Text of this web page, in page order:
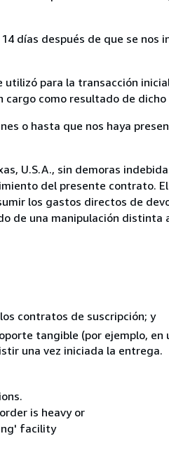
días después de que se nos
para la transacción
como resultado de dicho
o hasta que nos haya
U.S.A., sin demoras
del presente contrato.
los gastos directos de
de una manipulación distinta
contratos de suscripción; y
tangible (por ejemplo, en
una vez iniciada la entrega.
is heavy or
facility